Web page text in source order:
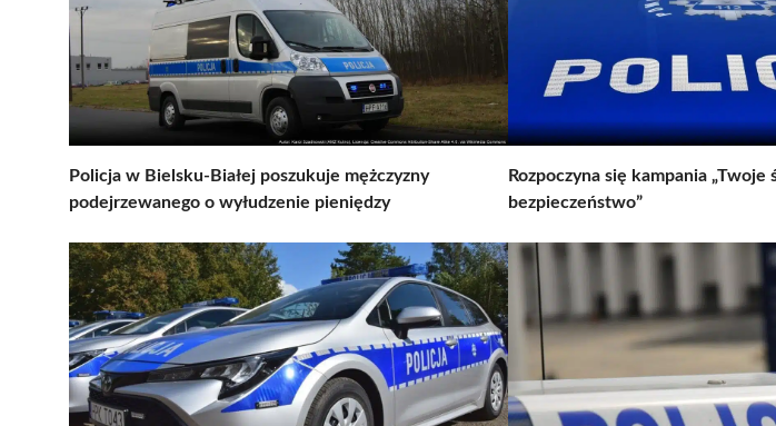
Policja w Bielsku-Białej poszukuje mężczyzny
podejrzewanego o wyłudzenie pieniędzy
Rozpoczyna się kampania „Twoje
bezpieczeństwo”